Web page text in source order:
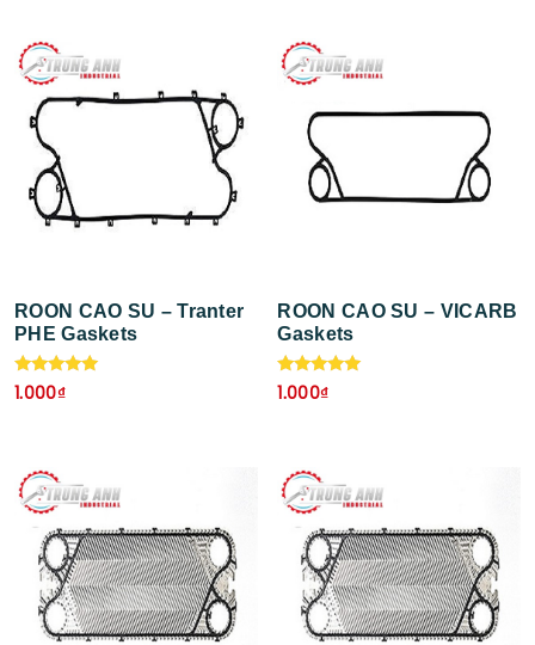
ROON CAO SU – Tranter
PHE Gaskets
Được xếp
hạng
1.000₫
ROON CAO SU – VICARB
Gaskets
Được xếp
hạng
1.000₫